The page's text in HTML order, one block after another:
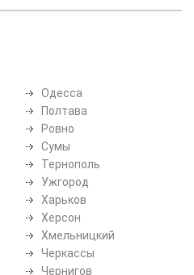
Одесса
Полтава
Ровно
Сумы
Тернополь
Ужгород
Харьков
Херсон
Хмельницкий
Черкассы
Чернигов